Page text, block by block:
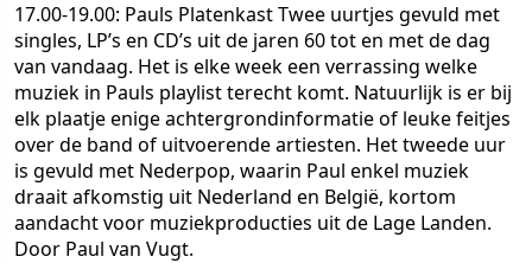
17.00-19.00: Pauls PlatenkastTwee uurtjes gevuld met
singles, LP’s en CD’s uit de jaren 60 tot en met de dag
van vandaag. Het is elke week een verrassing welke
muziek in Pauls playlist terecht komt. Natuurlijk is er bij
elk plaatje enige achtergrondinformatie of leuke feitjes
over de band of uitvoerende artiesten. Het tweede uur
is gevuld met Nederpop, waarin Paul enkel muziek
draait afkomstig uit Nederland en België, kortom
aandacht voor muziekproducties uit de Lage Landen.
Door Paul van Vugt.